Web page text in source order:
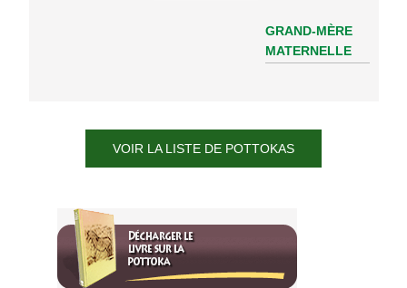
GRAND-MÈRE
MATERNELLE
VOIR LA LISTE DE POTTOKAS